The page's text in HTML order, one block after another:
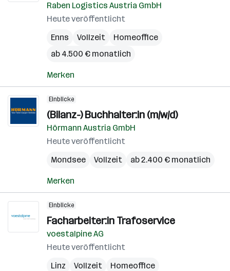
Raben Logistics Austria GmbH
Heute veröffentlicht
Enns
Vollzeit
Homeoffice
ab 4.500 € monatlich
Merken
Einblicke
(Bilanz-) Buchhalter:in (m/w/d)
Hörmann Austria GmbH
Heute veröffentlicht
Mondsee
Vollzeit ab 2.400 € monatlich
Merken
Einblicke
Facharbeiter:in Trafoservice
voestalpine AG
Heute veröffentlicht
Linz
Vollzeit
Homeoffice